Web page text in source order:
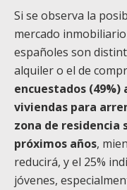
Si se observa la
mercado
españoles son
alquiler o el de
encuestados
viviendas para
zona de
próximos años,
reducirá, y el 25%
jóvenes,